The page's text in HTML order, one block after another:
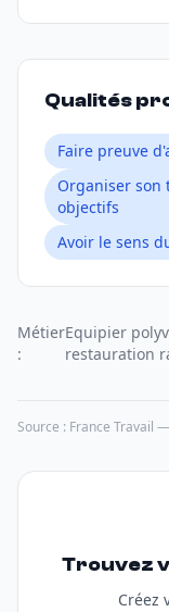
Qualités
Faire preuve
Organiser son
objectifs
Avoir le sens
Métier
:
Equipier
restauration
Source : France Travail
Trouvez
Créez